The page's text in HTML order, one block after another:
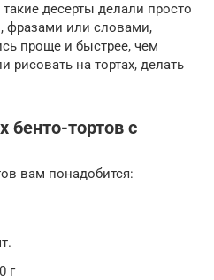
десерты делали просто
фразами или словами,
проще и быстрее, чем
рисовать на тортах, делать
тортов с
вам понадобится:
г